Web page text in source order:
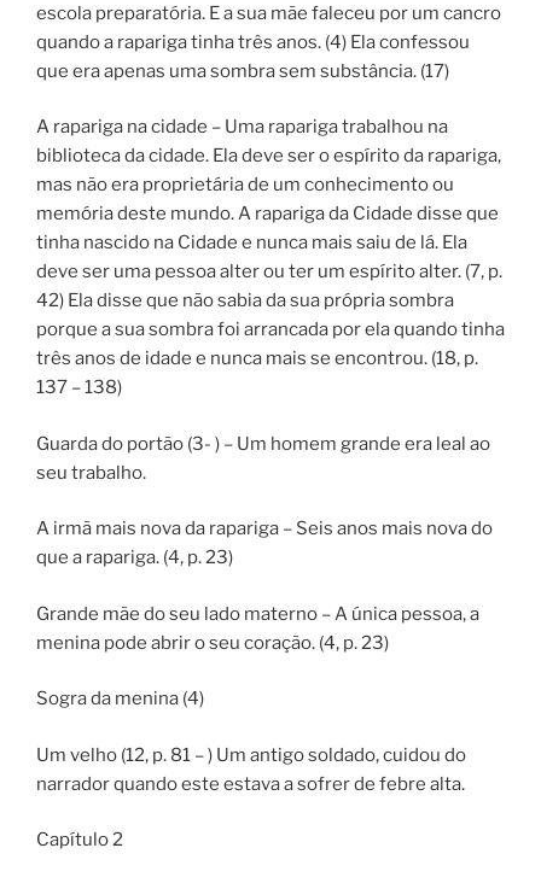
escola preparatória. E a sua mãe faleceu por um cancro
quando a rapariga tinha três anos. (4) Ela confessou
que era apenas uma sombra sem substância. (17)
A rapariga na cidade – Uma rapariga trabalhou na
biblioteca da cidade. Ela deve ser o espírito da rapariga,
mas não era proprietária de um conhecimento ou
memória deste mundo. A rapariga da Cidade disse que
tinha nascido na Cidade e nunca mais saiu de lá. Ela
deve ser uma pessoa alter ou ter um espírito alter. (7, p.
42) Ela disse que não sabia da sua própria sombra
porque a sua sombra foi arrancada por ela quando tinha
três anos de idade e nunca mais se encontrou. (18, p.
137 – 138)
Guarda do portão (3- ) – Um homem grande era leal ao
seu trabalho.
A irmã mais nova da rapariga – Seis anos mais nova do
que a rapariga. (4, p. 23)
Grande mãe do seu lado materno – A única pessoa, a
menina pode abrir o seu coração. (4, p. 23)
Sogra da menina (4)
Um velho (12, p. 81 – ) Um antigo soldado, cuidou do
narrador quando este estava a sofrer de febre alta.
Capítulo 2